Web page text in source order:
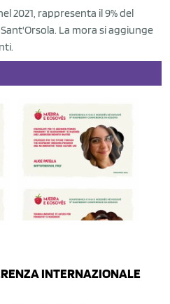
2021, rappresenta il 9% del
La mora si aggiunge
INTERNAZIONALE